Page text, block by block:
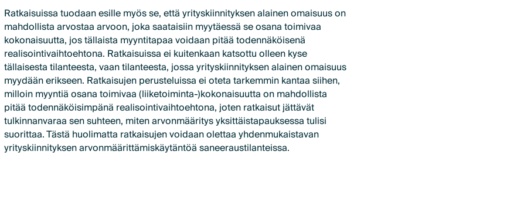
Ratkaisuissa tuodaan esille myös se, että yrityskiinnityksen alainen omaisuus on
mahdollista arvostaa arvoon, joka saataisiin myytäessä se osana toimivaa
kokonaisuutta, jos tällaista myyntitapaa voidaan pitää todennäköisenä
realisointivaihtoehtona. Ratkaisuissa ei kuitenkaan katsottu olleen kyse
tällaisesta tilanteesta, vaan tilanteesta, jossa yrityskiinnityksen alainen omaisuus
myydään erikseen. Ratkaisujen perusteluissa ei oteta tarkemmin kantaa siihen,
milloin myyntiä osana toimivaa (liiketoiminta-)kokonaisuutta on mahdollista
pitää todennäköisimpänä realisointivaihtoehtona, joten ratkaisut jättävät
tulkinnanvaraa sen suhteen, miten arvonmääritys yksittäistapauksessa tulisi
suorittaa. Tästä huolimatta ratkaisujen voidaan olettaa yhdenmukaistavan
yrityskiinnityksen arvonmäärittämiskäytäntöä saneeraustilanteissa.